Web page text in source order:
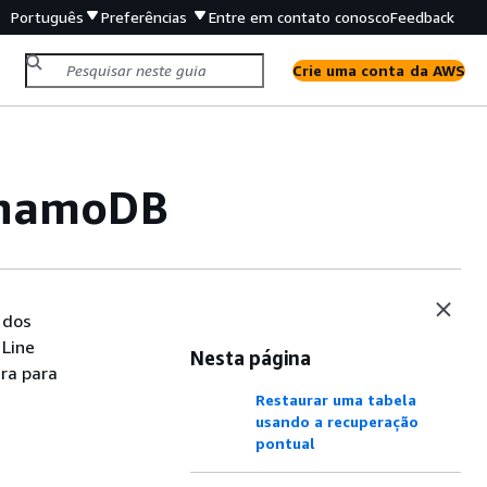
Português Preferências Entre em contato conoscoFeedback
Crie uma conta da AWS
para
Nesta página
Restaurar uma tabela
usando a recuperação
pontual